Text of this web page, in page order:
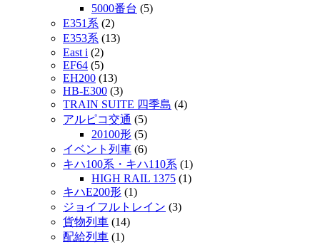
5000番台 (5)
E351系 (2)
E353系 (13)
East i (2)
EF64 (5)
EH200 (13)
HB-E300 (3)
TRAIN SUITE 四季島 (4)
アルピコ交通 (5)
20100形 (5)
イベント列車 (6)
キハ100系・キハ110系 (1)
HIGH RAIL 1375 (1)
キハE200形 (1)
ジョイフルトレイン (3)
貨物列車 (14)
配給列車 (1)